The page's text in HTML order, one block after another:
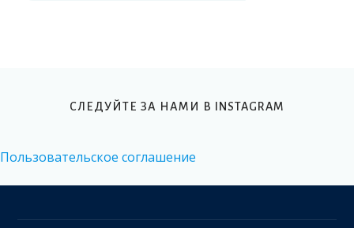
СЛЕДУЙТЕ ЗА НАМИ В INSTAGRAM
Пользовательское соглашение